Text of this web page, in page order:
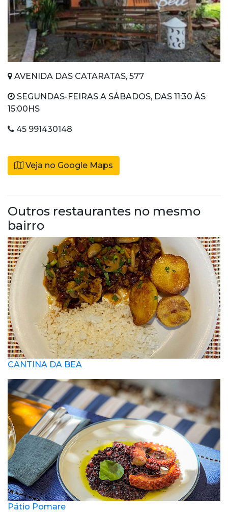
AVENIDA DAS CATARATAS, 577
SEGUNDAS-FEIRAS A SÁBADOS, DAS 11:30 ÀS
15:00HS
45 991430148
Veja no Google Maps
Outros restaurantes no mesmo
bairro
CANTINA DA BEA
Pátio Pomare